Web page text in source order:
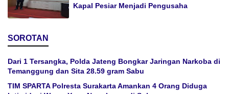
Kapal Pesiar Menjadi Pengusaha
SOROTAN
Dari 1 Tersangka, Polda Jateng Bongkar Jaringan Narkoba di
Temanggung dan Sita 28.59 gram Sabu
TIM SPARTA Polresta Surakarta Amankan 4 Orang Diduga